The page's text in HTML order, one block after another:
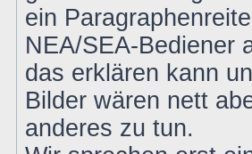
ein
NEA/SEA-Bediener
das erklären kann
Bilder wären nett
anderes zu tun.